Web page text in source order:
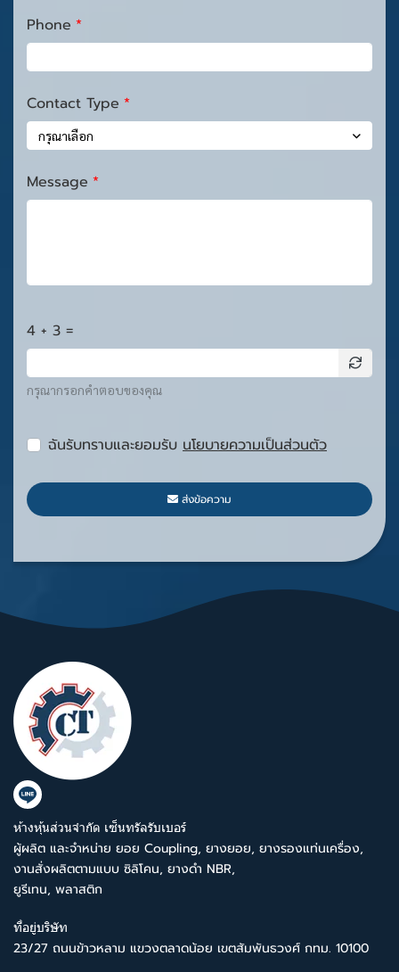
Phone
Contact Type
กรุณาเลือก
Message
4 + 3 =
กรุณากรอกคำตอบของคุณ
ฉันรับทราบและยอมรับ นโยบายความเป็นส่วนตัว
ส่งข้อความ
ห้างหุ้นส่วนจำกัด เซ็นทรัลรับเบอร์
ผู้ผลิต และจำหน่าย ยอย Coupling, ยางยอย, ยางรองแท่นเครื่อง,
งานสั่งผลิตตามแบบ ซิลิโคน, ยางดำ NBR,
ยูรีเทน, พลาสติก
ที่อยู่บริษัท
23/27 ถนนข้าวหลาม แขวงตลาดน้อย เขตสัมพันธวงศ์ กทม. 10100